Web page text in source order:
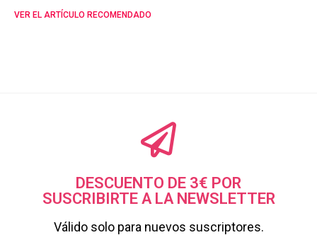
VER EL ARTÍCULO RECOMENDADO
DESCUENTO DE 3€ POR
SUSCRIBIRTE A LA NEWSLETTER
Válido solo para nuevos suscriptores.